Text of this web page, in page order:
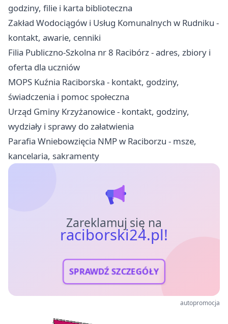
godziny, filie i karta biblioteczna
Zakład Wodociągów i Usług Komunalnych w Rudniku -
kontakt, awarie, cenniki
Filia Publiczno-Szkolna nr 8 Racibórz - adres, zbiory i
oferta dla uczniów
MOPS Kuźnia Raciborska - kontakt, godziny,
świadczenia i pomoc społeczna
Urząd Gminy Krzyżanowice - kontakt, godziny,
wydziały i sprawy do załatwienia
Parafia Wniebowzięcia NMP w Raciborzu - msze,
kancelaria, sakramenty
Zareklamuj się na
raciborski24.pl!
SPRAWDŹ SZCZEGÓŁY
autopromocja